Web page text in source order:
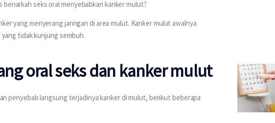
seks oral menyebabkan kanker mulut?
yang menyerang jaringan di area mulut. Kanker mulut awalnya
tidak kunjung sembuh.
oral seks dan kanker mulut
penyebab langsung terjadinya kanker di mulut, berikut beberapa